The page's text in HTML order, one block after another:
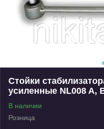
Стойки
усиленные NL008 A,
В наличии
Розница